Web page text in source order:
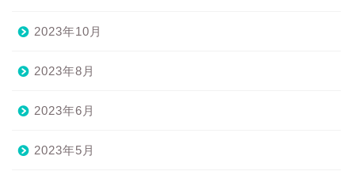
2023年10月
2023年8月
2023年6月
2023年5月